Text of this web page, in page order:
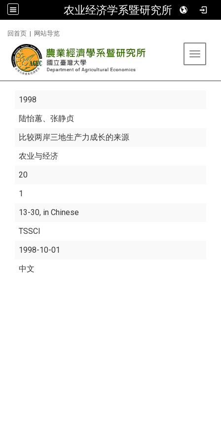
农业经济学系暨研究所
回首页 | 网站导览
Toggle
1998
陆怡蕙、张静贞
比较两岸三地生产力成长的来源
农业与经济
20
1
13-30, in Chinese
TSSCI
1998-10-01
中文